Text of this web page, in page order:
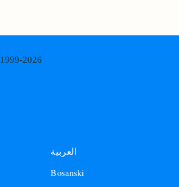
1999-2026
العربية
Bosanski